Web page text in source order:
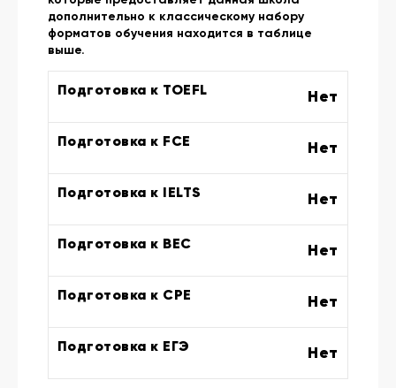
дополнительно к классическому набору
форматов обучения находится в таблице
выше.
Подготовка к TOEFL Нет
Подготовка к FCE Нет
Подготовка к IELTS Нет
Подготовка к BEC Нет
Подготовка к CPE Нет
Подготовка к ЕГЭ Нет